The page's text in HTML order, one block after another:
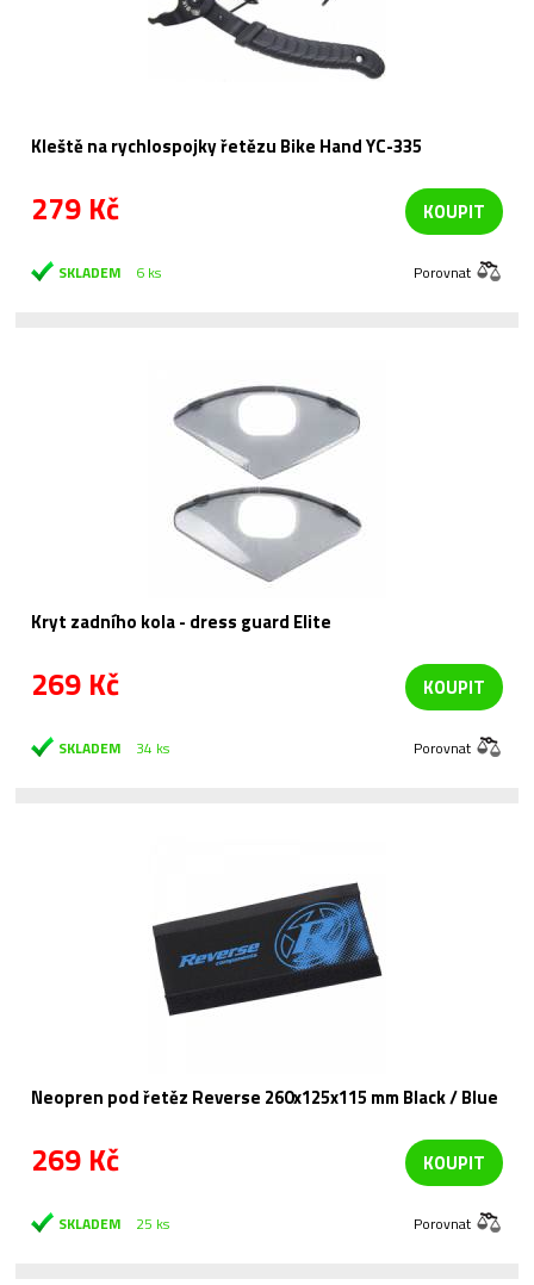
Kleště na rychlospojky řetězu Bike Hand YC-335
279 Kč KOUPIT
SKLADEM 6 ks Porovnat
Kryt zadního kola - dress guard Elite
269 Kč KOUPIT
SKLADEM 34 ks Porovnat
Neopren pod řetěz Reverse 260x125x115 mm Black / Blue
269 Kč KOUPIT
SKLADEM 25 ks Porovnat